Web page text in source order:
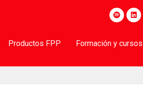
Productos FPP Formación y cursos